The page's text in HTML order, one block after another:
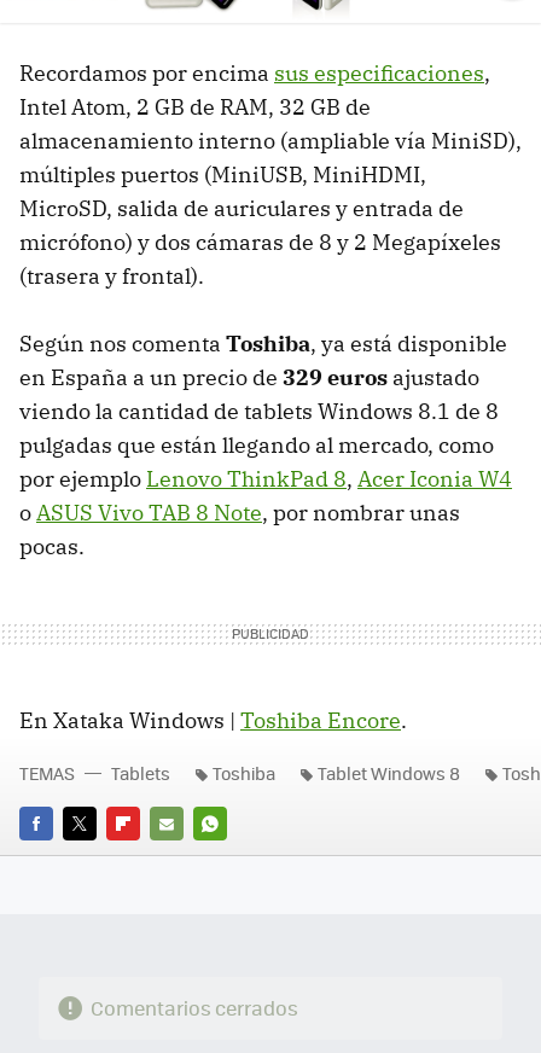
Recordamos por encima sus especificaciones,
Intel Atom, 2 GB de RAM, 32 GB de
almacenamiento interno (ampliable vía MiniSD),
múltiples puertos (MiniUSB, MiniHDMI,
MicroSD, salida de auriculares y entrada de
micrófono) y dos cámaras de 8 y 2 Megapíxeles
(trasera y frontal).
Según nos comenta Toshiba, ya está disponible
en España a un precio de 329 euros ajustado
viendo la cantidad de tablets Windows 8.1 de 8
pulgadas que están llegando al mercado, como
por ejemplo Lenovo ThinkPad 8, Acer Iconia W4
oASUS Vivo TAB 8 Note, por nombrar unas
pocas.
En Xataka Windows | Toshiba Encore.
FACEBOOK
TWITTERFLIPBOARD
E-
WHATSAPP
TEMAS Tablets Toshiba Tablet Windows 8
Comentarios cerrados